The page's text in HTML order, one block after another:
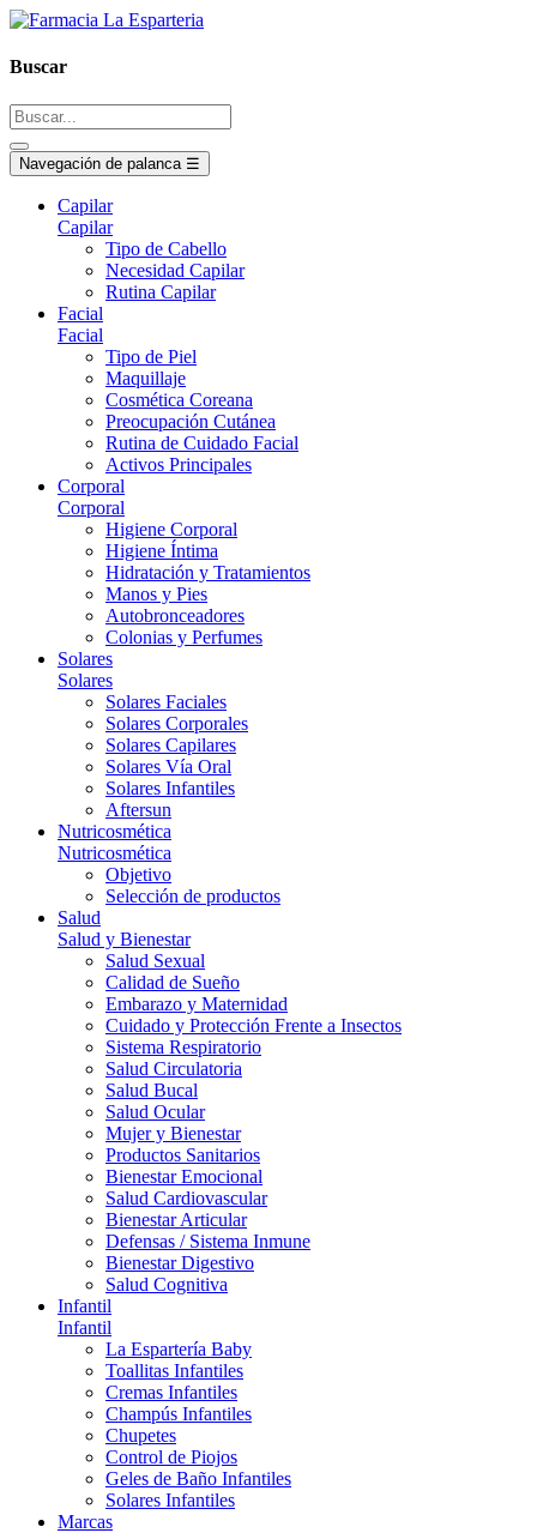
Buscar
Navegación de palanca ☰
Capilar
Capilar
Tipo de Cabello
Necesidad Capilar
Rutina Capilar
Facial
Facial
Tipo de Piel
Maquillaje
Cosmética Coreana
Preocupación Cutánea
Rutina de Cuidado Facial
Activos Principales
Corporal
Corporal
Higiene Corporal
Higiene Íntima
Hidratación y Tratamientos
Manos y Pies
Autobronceadores
Colonias y Perfumes
Solares
Solares
Solares Faciales
Solares Corporales
Solares Capilares
Solares Vía Oral
Solares Infantiles
Aftersun
Nutricosmética
Nutricosmética
Objetivo
Selección de productos
Salud
Salud y Bienestar
Salud Sexual
Calidad de Sueño
Embarazo y Maternidad
Cuidado y Protección Frente a Insectos
Sistema Respiratorio
Salud Circulatoria
Salud Bucal
Salud Ocular
Mujer y Bienestar
Productos Sanitarios
Bienestar Emocional
Salud Cardiovascular
Bienestar Articular
Defensas / Sistema Inmune
Bienestar Digestivo
Salud Cognitiva
Infantil
Infantil
La Espartería Baby
Toallitas Infantiles
Cremas Infantiles
Champús Infantiles
Chupetes
Control de Piojos
Geles de Baño Infantiles
Solares Infantiles
Marcas